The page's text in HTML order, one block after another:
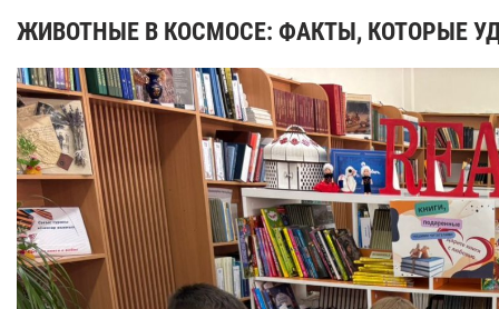
ЖИВОТНЫЕ В КОСМОСЕ: ФАКТЫ, КОТОРЫЕ